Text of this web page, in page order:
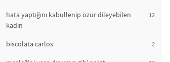
hata yaptığını kabullenip özür dileyebilen
kadın
12
biscolata carlos 2